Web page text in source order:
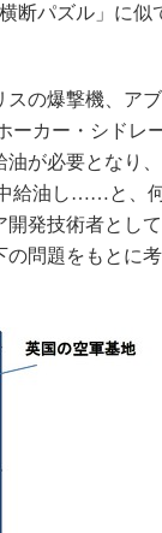
断パズル」に似
の爆撃機、ア
ーカー・シドレ
が必要となり
給油し……と、
開発技術者とし
問題をもとに考